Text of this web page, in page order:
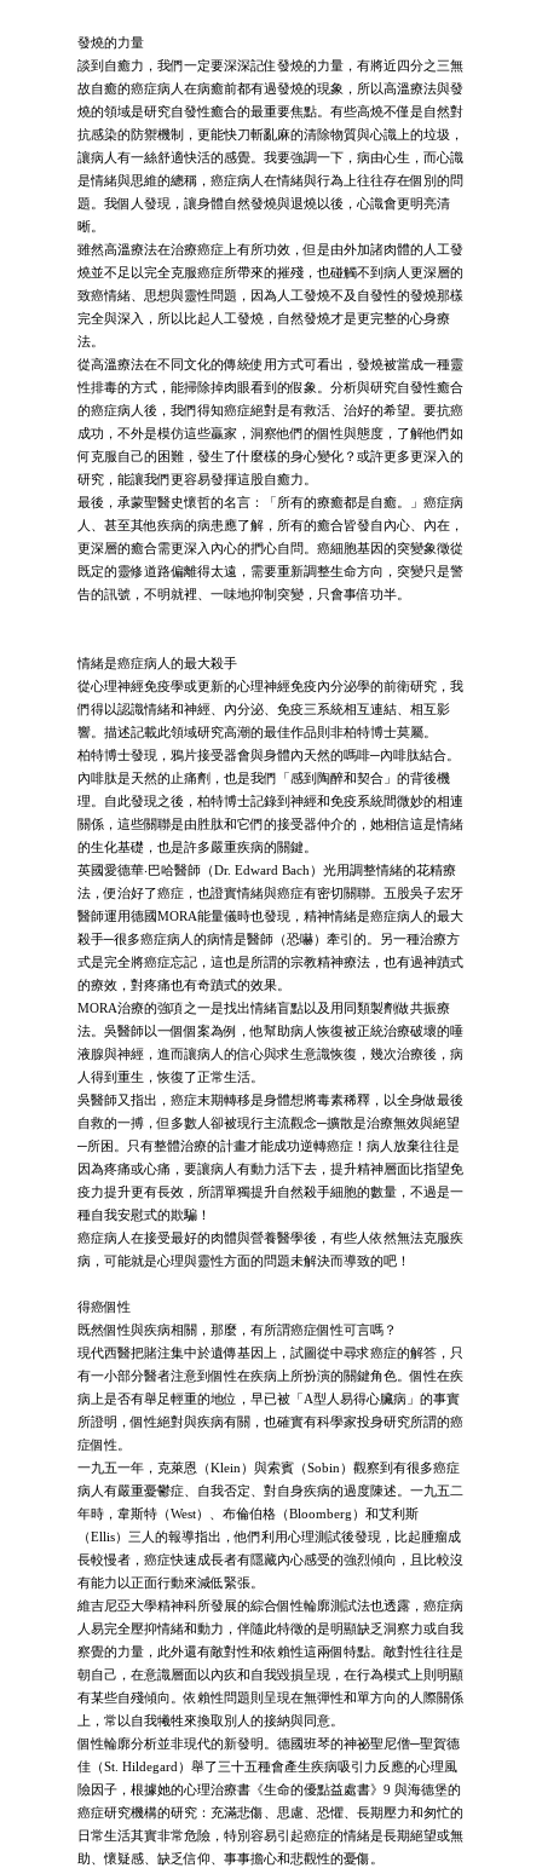
發燒的力量
談到自癒力，我們一定要深深記住發燒的力量，有將近四分之三無
故自癒的癌症病人在病癒前都有過發燒的現象，所以高溫療法與發
燒的領域是研究自發性癒合的最重要焦點。有些高燒不僅是自然對
抗感染的防禦機制，更能快刀斬亂麻的清除物質與心識上的垃圾，
讓病人有一絲舒適快活的感覺。我要強調一下，病由心生，而心識
是情緒與思維的總稱，癌症病人在情緒與行為上往往存在個別的問
題。我個人發現，讓身體自然發燒與退燒以後，心識會更明亮清
晰。
雖然高溫療法在治療癌症上有所功效，但是由外加諸肉體的人工發
燒並不足以完全克服癌症所帶來的摧殘，也碰觸不到病人更深層的
致癌情緒、思想與靈性問題，因為人工發燒不及自發性的發燒那樣
完全與深入，所以比起人工發燒，自然發燒才是更完整的心身療
法。
從高溫療法在不同文化的傳統使用方式可看出，發燒被當成一種靈
性排毒的方式，能掃除掉肉眼看到的假象。分析與研究自發性癒合
的癌症病人後，我們得知癌症絕對是有救活、治好的希望。要抗癌
成功，不外是模仿這些贏家，洞察他們的個性與態度，了解他們如
何克服自己的困難，發生了什麼樣的身心變化？或許更多更深入的
研究，能讓我們更容易發揮這股自癒力。
最後，承蒙聖醫史懷哲的名言：「所有的療癒都是自癒。」癌症病
人、甚至其他疾病的病患應了解，所有的癒合皆發自內心、內在，
更深層的癒合需更深入內心的捫心自問。癌細胞基因的突變象徵從
既定的靈修道路偏離得太遠，需要重新調整生命方向，突變只是警
告的訊號，不明就裡、一味地抑制突變，只會事倍功半。
情緒是癌症病人的最大殺手
從心理神經免疫學或更新的心理神經免疫內分泌學的前衛研究，我
們得以認識情緒和神經、內分泌、免疫三系統相互連結、相互影
響。描述記載此領域研究高潮的最佳作品則非柏特博士莫屬。
柏特博士發現，鴉片接受器會與身體內天然的嗎啡─內啡肽結合。
內啡肽是天然的止痛劑，也是我們「感到陶醉和契合」的背後機
理。自此發現之後，柏特博士記錄到神經和免疫系統間微妙的相連
關係，這些關聯是由胜肽和它們的接受器仲介的，她相信這是情緒
的生化基礎，也是許多嚴重疾病的關鍵。
英國愛德華‧巴哈醫師（Dr. Edward Bach）光用調整情緒的花精療
法，便治好了癌症，也證實情緒與癌症有密切關聯。五股吳子宏牙
醫師運用德國MORA能量儀時也發現，精神情緒是癌症病人的最大
殺手─很多癌症病人的病情是醫師（恐嚇）牽引的。另一種治療方
式是完全將癌症忘記，這也是所謂的宗教精神療法，也有過神蹟式
的療效，對疼痛也有奇蹟式的效果。
MORA治療的強項之一是找出情緒盲點以及用同類製劑做共振療
法。吳醫師以一個個案為例，他幫助病人恢復被正統治療破壞的唾
液腺與神經，進而讓病人的信心與求生意識恢復，幾次治療後，病
人得到重生，恢復了正常生活。
吳醫師又指出，癌症末期轉移是身體想將毒素稀釋，以全身做最後
自救的一搏，但多數人卻被現行主流觀念─擴散是治療無效與絕望
─所困。只有整體治療的計畫才能成功逆轉癌症！病人放棄往往是
因為疼痛或心痛，要讓病人有動力活下去，提升精神層面比指望免
疫力提升更有長效，所謂單獨提升自然殺手細胞的數量，不過是一
種自我安慰式的欺騙！
癌症病人在接受最好的肉體與營養醫學後，有些人依然無法克服疾
病，可能就是心理與靈性方面的問題未解決而導致的吧！
得癌個性
既然個性與疾病相關，那麼，有所謂癌症個性可言嗎？
現代西醫把賭注集中於遺傳基因上，試圖從中尋求癌症的解答，只
有一小部分醫者注意到個性在疾病上所扮演的關鍵角色。個性在疾
病上是否有舉足輕重的地位，早已被「A型人易得心臟病」的事實
所證明，個性絕對與疾病有關，也確實有科學家投身研究所謂的癌
症個性。
一九五一年，克萊恩（Klein）與索賓（Sobin）觀察到有很多癌症
病人有嚴重憂鬱症、自我否定、對自身疾病的過度陳述。一九五二
年時，韋斯特（West）、布倫伯格（Bloomberg）和艾利斯
（Ellis）三人的報導指出，他們利用心理測試後發現，比起腫瘤成
長較慢者，癌症快速成長者有隱藏內心感受的強烈傾向，且比較沒
有能力以正面行動來減低緊張。
維吉尼亞大學精神科所發展的綜合個性輪廓測試法也透露，癌症病
人易完全壓抑情緒和動力，伴隨此特徵的是明顯缺乏洞察力或自我
察覺的力量，此外還有敵對性和依賴性這兩個特點。敵對性往往是
朝自己，在意識層面以內疚和自我毀損呈現，在行為模式上則明顯
有某些自殘傾向。依賴性問題則呈現在無彈性和單方向的人際關係
上，常以自我犧牲來換取別人的接納與同意。
個性輪廓分析並非現代的新發明。德國班琴的神祕聖尼僧─聖賀德
佳（St. Hildegard）舉了三十五種會產生疾病吸引力反應的心理風
險因子，根據她的心理治療書《生命的優點益處書》9 與海德堡的
癌症研究機構的研究：充滿悲傷、思慮、恐懼、長期壓力和匆忙的
日常生活其實非常危險，特別容易引起癌症的情緒是長期絕望或無
助、懷疑感、缺乏信仰、事事擔心和悲觀性的憂傷。